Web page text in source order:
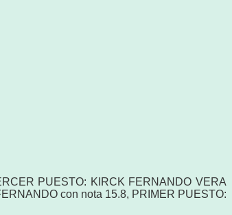
PUESTO: KIRCK FERNANDO VERA
con nota 15.8, PRIMER PUESTO: